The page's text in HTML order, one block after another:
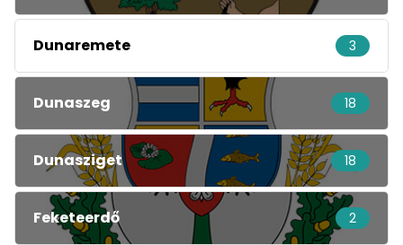
Dunaremete 3
Dunaszeg 18
Dunasziget 18
Feketeerdő 2